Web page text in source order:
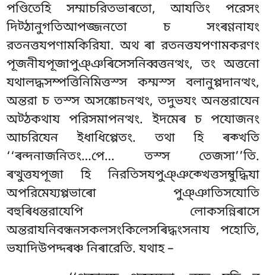
পণ্ডিতেহি সম্মাচরিতভাৰতো, আযতিং পরেসং
দিট্ঠানুগতিআপজ্জনতো চ সংৰণ্ণনাযং
রতনত্তযপণামকিরিযা. অথ ৰা রতনত্তযপণামকরণং
পূজনীযপূজাপুঞ্ঞৰিসেসনিব্বত্তনত্থং, তং অত্তনো
যথালদ্ধসম্পত্তিনিমিত্তস্স কম্মস্স বলানুপ্পদানত্থং,
অন্তরা চ তস্স অসঙ্কোচনত্থং, তদুভযং অনন্তরাযেন
অট্ঠকথায পরিসমাপনত্থং. ইদমেৰ চ পযোজনং
আচরিযেন ইধাধিপ্পেতং. তথাহি ৰক্খতি
‘‘ৰন্দনাজনিতং…পে… তস্স তেজসা’’তি.
ৰত্থুত্তযপূজা হি নিরতিসযপুঞ্ঞক্খেত্তসম্বুদ্ধিযা
অপরিমেয্যপ্পভাৰো পুঞ্ঞাতিসযোতি
বহুৰিধন্তরাযেপি লোকসন্নিৰাসে
অন্তরাযনিবন্ধনসকলসংকিলেসৰিদ্ধংসনায পহোতি,
ভযাদিউপদ্দৰঞ্চ নিৰারেতি. যথাহ –